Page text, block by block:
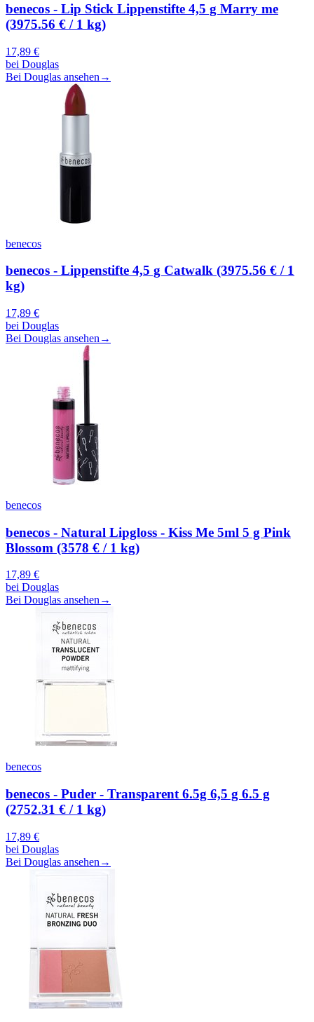
benecos - Lip Stick Lippenstifte 4,5 g Marry me
(3975.56 € / 1 kg)
17,89 €
bei Douglas
Bei Douglas ansehen →
benecos
benecos - Lippenstifte 4,5 g Catwalk (3975.56 € / 1
kg)
17,89 €
bei Douglas
Bei Douglas ansehen →
benecos
benecos - Natural Lipgloss - Kiss Me 5ml 5 g Pink
Blossom (3578 € / 1 kg)
17,89 €
bei Douglas
Bei Douglas ansehen →
benecos
benecos - Puder - Transparent 6.5g 6,5 g 6.5 g
(2752.31 € / 1 kg)
17,89 €
bei Douglas
Bei Douglas ansehen →